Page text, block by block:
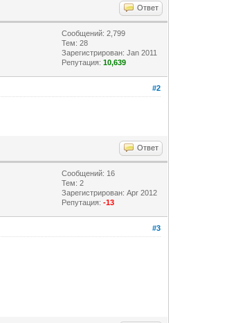
Ответ
Сообщений: 2,799
Тем: 28
Зарегистрирован: Jan 2011
Репутация:10,639
#2
Ответ
Сообщений: 16
Тем: 2
Зарегистрирован: Apr 2012
Репутация:-13
#3